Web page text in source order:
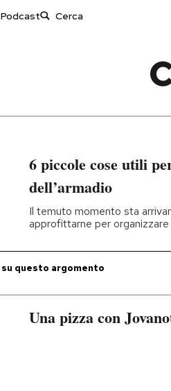
Podcast
Moda
Ok Boomer!
Media
6 piccole cose utili
dell’armadio
Il temuto momento sta
approfittarne per
questo argomento
Una pizza con